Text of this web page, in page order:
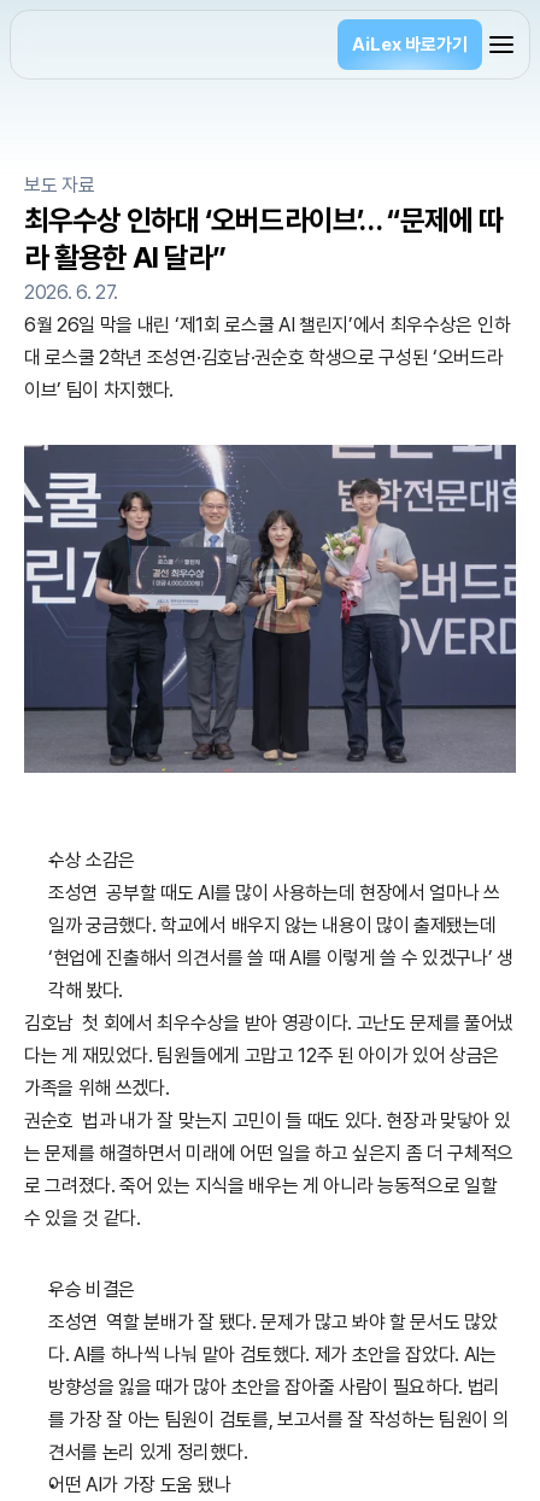
보도 자료
최우수상 인하대 ‘오버드라이브’… “문제에 따
라 활용한 AI 달라”
2026. 6. 27.
6월 26일 막을 내린 ‘제1회 로스쿨 AI 챌린지’에서 최우수상은 인하
대 로스쿨 2학년 조성연·김호남·권순호 학생으로 구성된 ‘오버드라
이브’ 팀이 차지했다.
수상 소감은
조성연  공부할 때도 AI를 많이 사용하는데 현장에서 얼마나 쓰
일까 궁금했다. 학교에서 배우지 않는 내용이 많이 출제됐는데
‘현업에 진출해서 의견서를 쓸 때 AI를 이렇게 쓸 수 있겠구나’ 생
각해 봤다.
김호남  첫 회에서 최우수상을 받아 영광이다. 고난도 문제를 풀어냈
다는 게 재밌었다. 팀원들에게 고맙고 12주 된 아이가 있어 상금은
가족을 위해 쓰겠다.
권순호  법과 내가 잘 맞는지 고민이 들 때도 있다. 현장과 맞닿아 있
는 문제를 해결하면서 미래에 어떤 일을 하고 싶은지 좀 더 구체적으
로 그려졌다. 죽어 있는 지식을 배우는 게 아니라 능동적으로 일할
수 있을 것 같다.
우승 비결은
조성연  역할 분배가 잘 됐다. 문제가 많고 봐야 할 문서도 많았
다. AI를 하나씩 나눠 맡아 검토했다. 제가 초안을 잡았다. AI는
방향성을 잃을 때가 많아 초안을 잡아줄 사람이 필요하다. 법리
를 가장 잘 아는 팀원이 검토를, 보고서를 잘 작성하는 팀원이 의
견서를 논리 있게 정리했다.
어떤 AI가 가장 도움 됐나
AiLex 바로가기